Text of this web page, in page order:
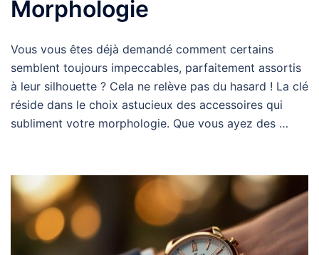
Morphologie
Vous vous êtes déjà demandé comment certains
semblent toujours impeccables, parfaitement assortis
à leur silhouette ? Cela ne relève pas du hasard ! La clé
réside dans le choix astucieux des accessoires qui
subliment votre morphologie. Que vous ayez des …